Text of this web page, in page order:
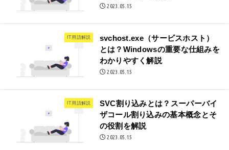
2023.05.15
IT用語解説
svchost.exe（サービスホスト）
とは？Windowsの重要な仕組みを
わかりやすく解説
2023.05.15
IT用語解説
SVC割り込みとは？スーパーバイ
ザコール割り込みの基本概念とそ
の役割を解説
2023.05.15